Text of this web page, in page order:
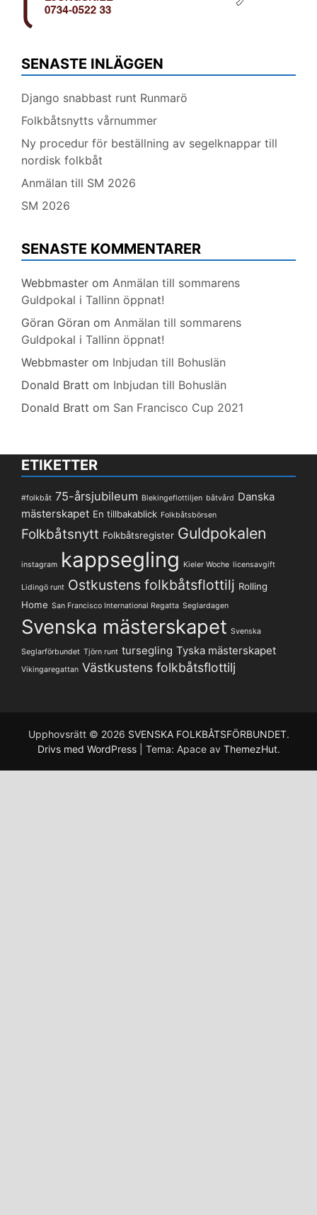
SENASTE INLÄGGEN
Django snabbast runt Runmarö
Folkbåtsnytts vårnummer
Ny procedur för beställning av segelknappar till
nordisk folkbåt
Anmälan till SM 2026
SM 2026
SENASTE KOMMENTARER
Webbmaster om Anmälan till sommarens
Guldpokal i Tallinn öppnat!
Göran Göran om Anmälan till sommarens
Guldpokal i Tallinn öppnat!
Webbmaster om Inbjudan till Bohuslän
Donald Bratt om Inbjudan till Bohuslän
Donald Bratt om San Francisco Cup 2021
ETIKETTER
#folkbåt 75-årsjubileum Blekingeflottiljen båtvård Danska
mästerskapet En tillbakablick Folkbåtsbörsen
Folkbåtsnytt Folkbåtsregister Guldpokalen
instagram kappsegling Kieler Woche licensavgift
Lidingö runt Ostkustens folkbåtsflottilj Rolling
Home San Francisco International Regatta Seglardagen
Svenska mästerskapet Svenska
Seglarförbundet Tjörn runt tursegling Tyska mästerskapet
Vikingaregattan Västkustens folkbåtsflottilj
Upphovsrätt © 2026 SVENSKA FOLKBÅTSFÖRBUNDET.
Drivs med WordPress
Tema: Apace av ThemezHut.